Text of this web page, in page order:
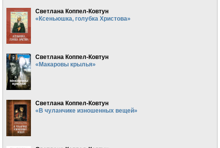
Светлана Коппел-Ковтун
«Ксеньюшка, голубка Христова»
Светлана Коппел-Ковтун
«Макаровы крылья»
Светлана Коппел-Ковтун
«В чуланчике изношенных вещей»